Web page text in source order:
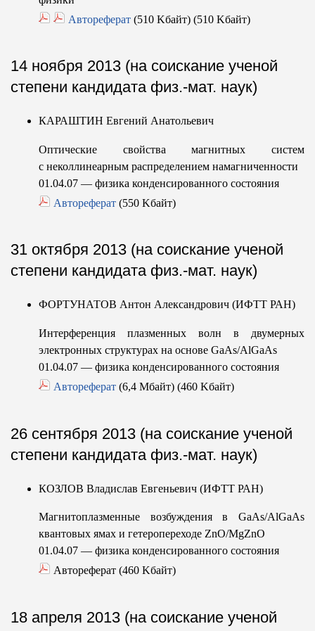
Автореферат (510 Kбайт) (510 Kбайт)
14 ноября 2013 (на соискание ученой
степени кандидата физ.-мат. наук)
КАРАШТИН Евгений Анатольевич
Оптические свойства магнитных систем
с неколлинеарным распределением намагниченности
01.04.07 — физика конденсированного состояния
Автореферат (550 Kбайт)
31 октября 2013 (на соискание ученой
степени кандидата физ.-мат. наук)
ФОРТУНАТОВ Антон Александрович (ИФТТ РАН)
Интерференция плазменных волн в двумерных
электронных структурах на основе GaAs/AlGaAs
01.04.07 — физика конденсированного состояния
Автореферат (6,4 Мбайт) (460 Kбайт)
26 сентября 2013 (на соискание ученой
степени кандидата физ.-мат. наук)
КОЗЛОВ Владислав Евгеньевич (ИФТТ РАН)
Магнитоплазменные возбуждения в GaAs/AlGaAs
квантовых ямах и гетеропереходе ZnO/MgZnO
01.04.07 — физика конденсированного состояния
Автореферат (460 Kбайт)
18 апреля 2013 (на соискание ученой